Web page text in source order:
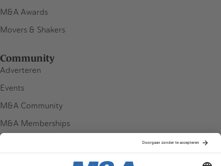
M&A Awards
Movers & Shakers
Community
Adverteren
Events
M&A Community
M&A Memberships